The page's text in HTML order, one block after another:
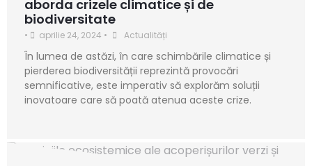
aborda crizele climatice și de
biodiversitate
• aprilie 24, 2024 • Actualități
În lumea de astăzi, în care schimbările climatice și
pierderea biodiversității reprezintă provocări
semnificative, este imperativ să explorăm soluții
inovatoare care să poată atenua aceste crize.